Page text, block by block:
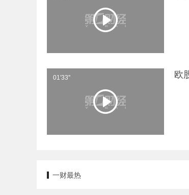
01'33'' 欧
一财最热